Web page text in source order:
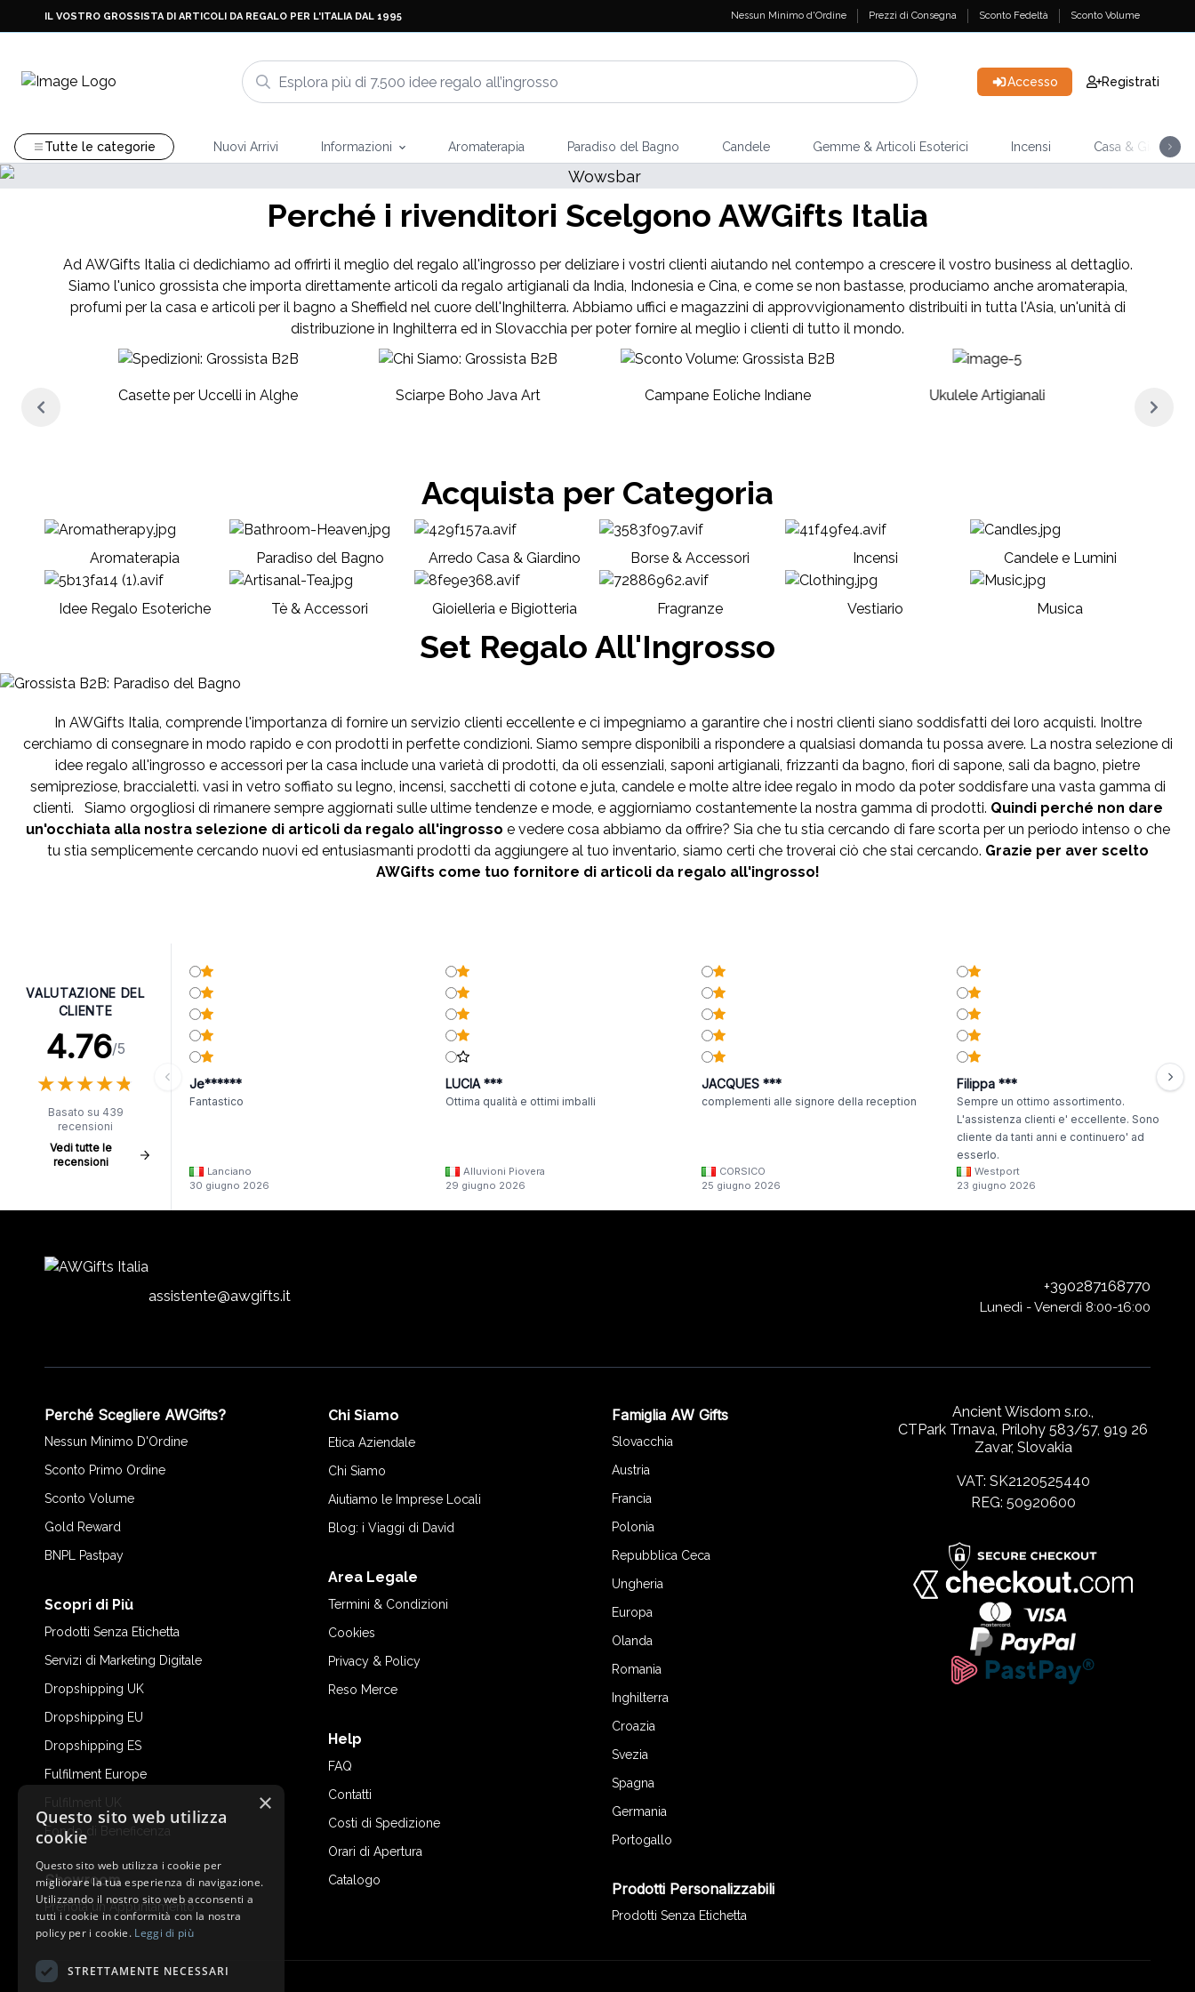
IL VOSTRO GROSSISTA DI ARTICOLI DA REGALO PER L'ITALIA DAL 1995 Nessun Minimo d'Ordine Prezzi di Consegna Sconto Fedeltà Sconto Volume
Accesso Registrati
Tutte le categorie Nuovi Arrivi Informazioni Aromaterapia Paradiso del Bagno Candele Gemme & Articoli Esoterici Incensi Casa & Giardino
NUOVI ARRIVI
Mazzi di Tarocchi
Perché i rivenditori Scelgono AWGifts Italia
Ad AWGifts Italia ci dedichiamo ad offrirti il meglio del regalo all'ingrosso per deliziare i vostri clienti aiutando nel contempo a crescere il vostro business al dettaglio.
Siamo l'unico grossista che importa direttamente articoli da regalo artigianali da India, Indonesia e Cina, e come se non bastasse, produciamo anche aromaterapia,
profumi per la casa e articoli per il bagno a Sheffield nel cuore dell'Inghilterra. Abbiamo uffici e magazzini di approvvigionamento distribuiti in tutta l'Asia, un'unità di
distribuzione in Inghilterra ed in Slovacchia per poter fornire al meglio i clienti di tutto il mondo.
Casette per Uccelli in Alghe Sciarpe Boho Java Art Campane Eoliche Indiane Ukulele Artigianali
Acquista per Categoria
Aromaterapia Paradiso del Bagno Arredo Casa & Giardino Borse & Accessori Incensi Candele e Lumini
Idee Regalo Esoteriche Tè & Accessori Gioielleria e Bigiotteria Fragranze Vestiario Musica
Set Regalo All'Ingrosso
In AWGifts Italia, comprende l'importanza di fornire un servizio clienti eccellente e ci impegniamo a garantire che i nostri clienti siano soddisfatti dei loro acquisti. Inoltre
cerchiamo di consegnare in modo rapido e con prodotti in perfette condizioni. Siamo sempre disponibili a rispondere a qualsiasi domanda tu possa avere. La nostra selezione di
idee regalo all'ingrosso e accessori per la casa include una varietà di prodotti, da oli essenziali, saponi artigianali, frizzanti da bagno, fiori di sapone, sali da bagno, pietre
semipreziose, braccialetti. vasi in vetro soffiato su legno, incensi, sacchetti di cotone e juta, candele e molte altre idee regalo in modo da poter soddisfare una vasta gamma di
clienti. Siamo orgogliosi di rimanere sempre aggiornati sulle ultime tendenze e mode, e aggiorniamo costantemente la nostra gamma di prodotti. Quindi perché non dare
un'occhiata alla nostra selezione di articoli da regalo all'ingrosso e vedere cosa abbiamo da offrire? Sia che tu stia cercando di fare scorta per un periodo intenso o che
tu stia semplicemente cercando nuovi ed entusiasmanti prodotti da aggiungere al tuo inventario, siamo certi che troverai ciò che stai cercando. Grazie per aver scelto
AWGifts come tuo fornitore di articoli da regalo all'ingrosso!
VALUTAZIONE DEL
CLIENTE
4.76/5
★★★★★
★★★★★
Basato su 439
recensioni
Vedi tutte le
recensioni
Je******
Fantastico
Lanciano
30 giugno 2026
LUCIA ***
Ottima qualità e ottimi imballi
Alluvioni Piovera
29 giugno 2026
JACQUES ***
complementi alle signore della reception
CORSICO
25 giugno 2026
Filippa ***
Sempre un ottimo assortimento.
L'assistenza clienti e' eccellente. Sono
cliente da tanti anni e continuero' ad
esserlo.
Westport
23 giugno 2026
assistente@awgifts.it
+390287168770
Lunedì - Venerdì 8:00-16:00
Perché Scegliere AWGifts?
Nessun Minimo D'Ordine
Sconto Primo Ordine
Sconto Volume
Gold Reward
BNPL Pastpay
Scopri di Più
Prodotti Senza Etichetta
Servizi di Marketing Digitale
Dropshipping UK
Dropshipping EU
Dropshipping ES
Fulfilment Europe
Fulfilment UK
Fondo di Beneficenza
Showroom
Prenota un Appuntamento
Chi Siamo
Etica Aziendale
Chi Siamo
Aiutiamo le Imprese Locali
Blog: i Viaggi di David
Area Legale
Termini & Condizioni
Cookies
Privacy & Policy
Reso Merce
Help
FAQ
Contatti
Costi di Spedizione
Orari di Apertura
Catalogo
Famiglia AW Gifts
Slovacchia
Austria
Francia
Polonia
Repubblica Ceca
Ungheria
Europa
Olanda
Romania
Inghilterra
Croazia
Svezia
Spagna
Germania
Portogallo
Prodotti Personalizzabili
Prodotti Senza Etichetta
Ancient Wisdom s.r.o.,
CTPark Trnava, Prílohy 583/57, 919 26
Zavar, Slovakia
VAT: SK2120525440
REG: 50920600
×
Questo sito web utilizza
cookie
Questo sito web utilizza i cookie per
migliorare la tua esperienza di navigazione.
Utilizzando il nostro sito web acconsenti a
tutti i cookie in conformità con la nostra
policy per i cookie. Leggi di più
STRETTAMENTE NECESSARI